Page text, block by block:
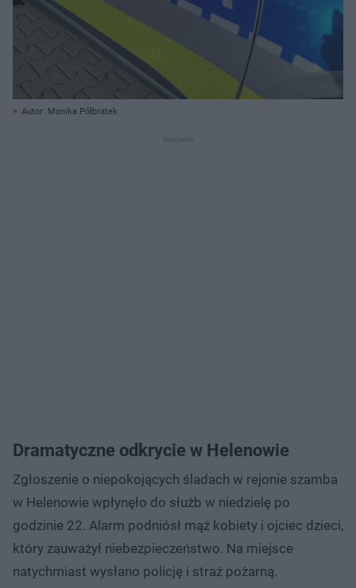
Autor: Monika Półbratek
Dramatyczne odkrycie w Helenowie
Zgłoszenie o niepokojących śladach w rejonie szamba
w Helenowie wpłynęło do służb w niedzielę po
godzinie 22. Alarm podniósł mąż kobiety i ojciec dzieci,
który zauważył niebezpieczeństwo. Na miejsce
natychmiast wysłano policję i straż pożarną.